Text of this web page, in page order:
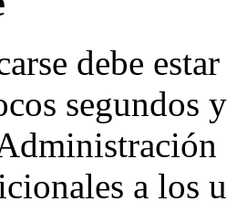
debe
segundos
a los